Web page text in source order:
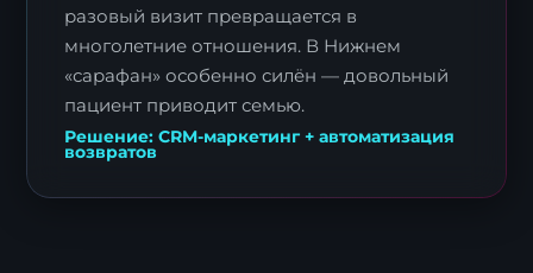
разовый визит превращается в
многолетние отношения. В Нижнем
«сарафан» особенно силён — довольный
пациент приводит семью.
Решение: CRM-маркетинг + автоматизация
возвратов